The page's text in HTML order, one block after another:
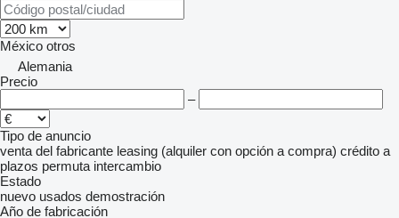
México otros
Alemania
Precio
–
Tipo de anuncio
venta del fabricante leasing (alquiler con opción a compra) crédito a
plazos permuta intercambio
Estado
nuevo usados demostración
Año de fabricación